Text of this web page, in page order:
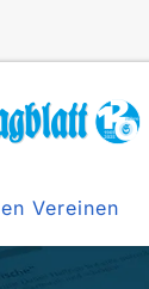
Vereinen